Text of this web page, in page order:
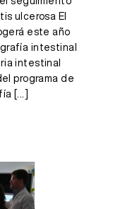
ulcerosa El
este año
intestinal
intestinal
programa de
[...]